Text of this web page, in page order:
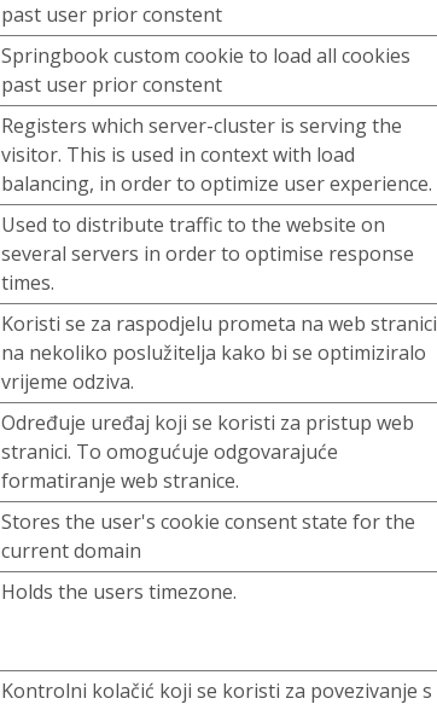
past user prior constent
Springbook custom cookie to load all cookies
past user prior constent
Registers which server-cluster is serving the
visitor. This is used in context with load
balancing, in order to optimize user experience.
Used to distribute traffic to the website on
several servers in order to optimise response
times.
Koristi se za raspodjelu prometa na web stranici
na nekoliko poslužitelja kako bi se optimiziralo
vrijeme odziva.
Određuje uređaj koji se koristi za pristup web
stranici. To omogućuje odgovarajuće
formatiranje web stranice.
Stores the user's cookie consent state for the
current domain
Holds the users timezone.
Kontrolni kolačić koji se koristi za povezivanje s